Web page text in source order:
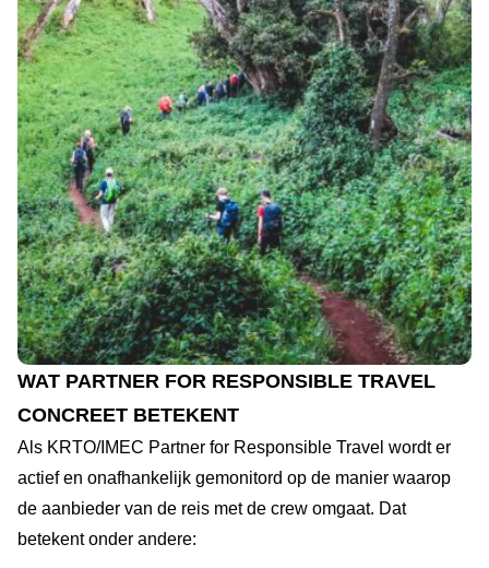
WAT PARTNER FOR RESPONSIBLE TRAVEL
CONCREET BETEKENT
Als KRTO/IMEC Partner for Responsible Travel wordt er
actief en onafhankelijk gemonitord op de manier waarop
de aanbieder van de reis met de crew omgaat. Dat
betekent onder andere: